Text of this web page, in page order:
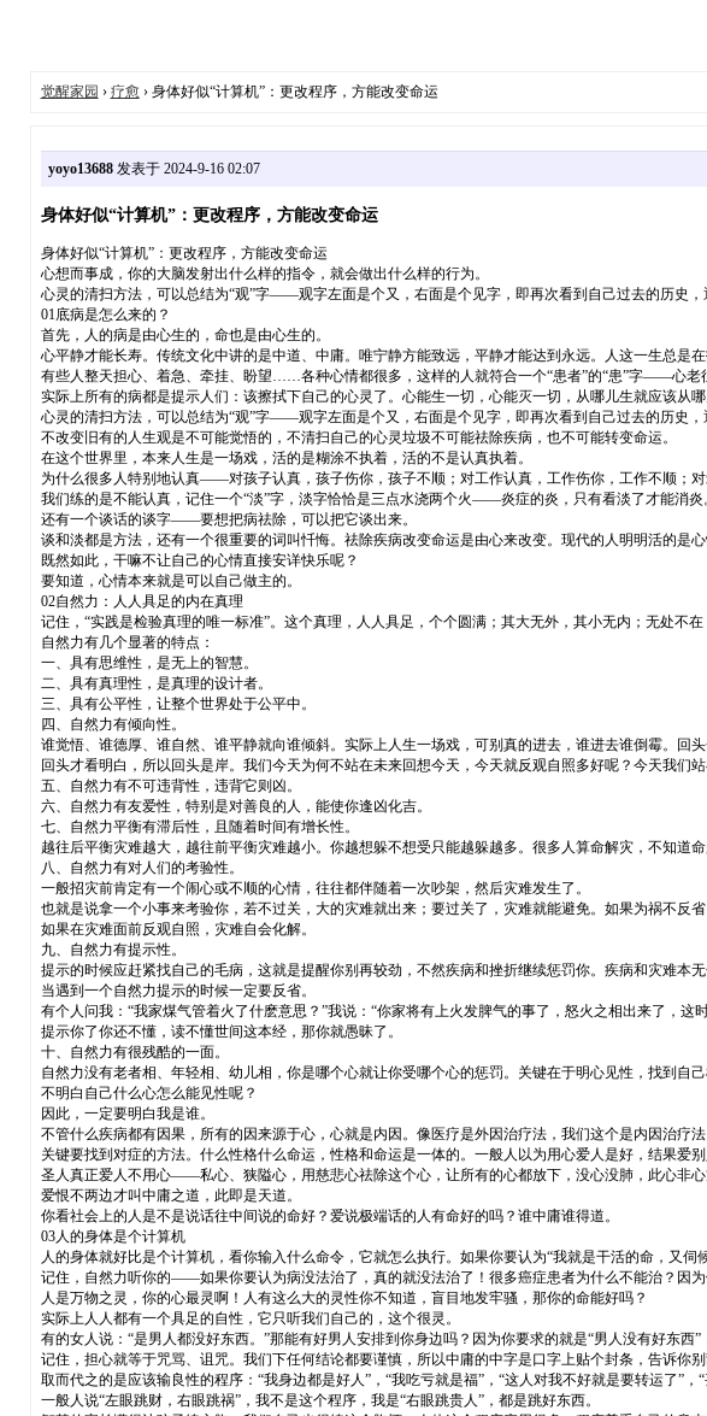
觉醒家园 › 疗愈 › 身体好似“计算机”：更改程序，方能改变命运
yoyo13688发表于 2024-9-16 02:07
身体好似“计算机”：更改程序，方能改变命运
身体好似“计算机”：更改程序，方能改变命运
心想而事成，你的大脑发射出什么样的指令，就会做出什么样的行为。
心灵的清扫方法，可以总结为“观”字——观字左面是个又，右面是个见字，即再次看到自己过去的历史，
01底病是怎么来的？
首先，人的病是由心生的，命也是由心生的。
心平静才能长寿。传统文化中讲的是中道、中庸。唯宁静方能致远，平静才能达到永远。人这一生总是
有些人整天担心、着急、牵挂、盼望……各种心情都很多，这样的人就符合一个“患者”的“患”字——心
实际上所有的病都是提示人们：该擦拭下自己的心灵了。心能生一切，心能灭一切，从哪儿生就应该从哪
心灵的清扫方法，可以总结为“观”字——观字左面是个又，右面是个见字，即再次看到自己过去的历史，
不改变旧有的人生观是不可能觉悟的，不清扫自己的心灵垃圾不可能祛除疾病，也不可能转变命运。
在这个世界里，本来人生是一场戏，活的是糊涂不执着，活的不是认真执着。
为什么很多人特别地认真——对孩子认真，孩子伤你，孩子不顺；对工作认真，工作伤你，工作不顺；
我们练的是不能认真，记住一个“淡”字，淡字恰恰是三点水浇两个火——炎症的炎，只有看淡了才能消炎
还有一个谈话的谈字——要想把病祛除，可以把它谈出来。
谈和淡都是方法，还有一个很重要的词叫忏悔。祛除疾病改变命运是由心来改变。现代的人明明活的是
既然如此，干嘛不让自己的心情直接安详快乐呢？
要知道，心情本来就是可以自己做主的。
02自然力：人人具足的内在真理
记住，“实践是检验真理的唯一标准”。这个真理，人人具足，个个圆满；其大无外，其小无内；无处不
自然力有几个显著的特点：
一、具有思维性，是无上的智慧。
二、具有真理性，是真理的设计者。
三、具有公平性，让整个世界处于公平中。
四、自然力有倾向性。
谁觉悟、谁德厚、谁自然、谁平静就向谁倾斜。实际上人生一场戏，可别真的进去，谁进去谁倒霉。回
回头才看明白，所以回头是岸。我们今天为何不站在未来回想今天，今天就反观自照多好呢？今天我们
五、自然力有不可违背性，违背它则凶。
六、自然力有友爱性，特别是对善良的人，能使你逢凶化吉。
七、自然力平衡有滞后性，且随着时间有增长性。
越往后平衡灾难越大，越往前平衡灾难越小。你越想躲不想受只能越躲越多。很多人算命解灾，不知道命
八、自然力有对人们的考验性。
一般招灾前肯定有一个闹心或不顺的心情，往往都伴随着一次吵架，然后灾难发生了。
也就是说拿一个小事来考验你，若不过关，大的灾难就出来；要过关了，灾难就能避免。如果为祸不反省
如果在灾难面前反观自照，灾难自会化解。
九、自然力有提示性。
提示的时候应赶紧找自己的毛病，这就是提醒你别再较劲，不然疾病和挫折继续惩罚你。疾病和灾难本
当遇到一个自然力提示的时候一定要反省。
有个人问我：“我家煤气管着火了什麽意思？”我说：“你家将有上火发脾气的事了，怒火之相出来了，这
提示你了你还不懂，读不懂世间这本经，那你就愚昧了。
十、自然力有很残酷的一面。
自然力没有老者相、年轻相、幼儿相，你是哪个心就让你受哪个心的惩罚。关键在于明心见性，找到自己
不明白自己什么心怎么能见性呢？
因此，一定要明白我是谁。
不管什么疾病都有因果，所有的因来源于心，心就是内因。像医疗是外因治疗法，我们这个是内因治疗
关键要找到对症的方法。什么性格什么命运，性格和命运是一体的。一般人以为用心爱人是好，结果爱别
圣人真正爱人不用心——私心、狭隘心，用慈悲心祛除这个心，让所有的心都放下，没心没肺，此心非心
爱恨不两边才叫中庸之道，此即是天道。
你看社会上的人是不是说话往中间说的命好？爱说极端话的人有命好的吗？谁中庸谁得道。
03人的身体是个计算机
人的身体就好比是个计算机，看你输入什么命令，它就怎么执行。如果你要认为“我就是干活的命，又伺
记住，自然力听你的——如果你要认为病没法治了，真的就没法治了！很多癌症患者为什么不能治？因
人是万物之灵，你的心最灵啊！人有这么大的灵性你不知道，盲目地发牢骚，那你的命能好吗？
实际上人人都有一个具足的自性，它只听我们自己的，这个很灵。
有的女人说：“是男人都没好东西。”那能有好男人安排到你身边吗？因为你要求的就是“男人没有好东西”
记住，担心就等于咒骂、诅咒。我们下任何结论都要谨慎，所以中庸的中字是口字上贴个封条，告诉你别
取而代之的是应该输良性的程序：“我身边都是好人”，“我吃亏就是福”，“这人对我不好就是要转运了”，“
一般人说“左眼跳财，右眼跳祸”，我不是这个程序，我是“右眼跳贵人”，都是跳好东西。